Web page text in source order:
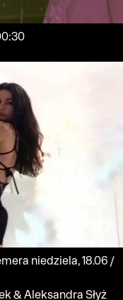
/ 00:30
niedziela, 18.06 /
& Aleksandra Słyż